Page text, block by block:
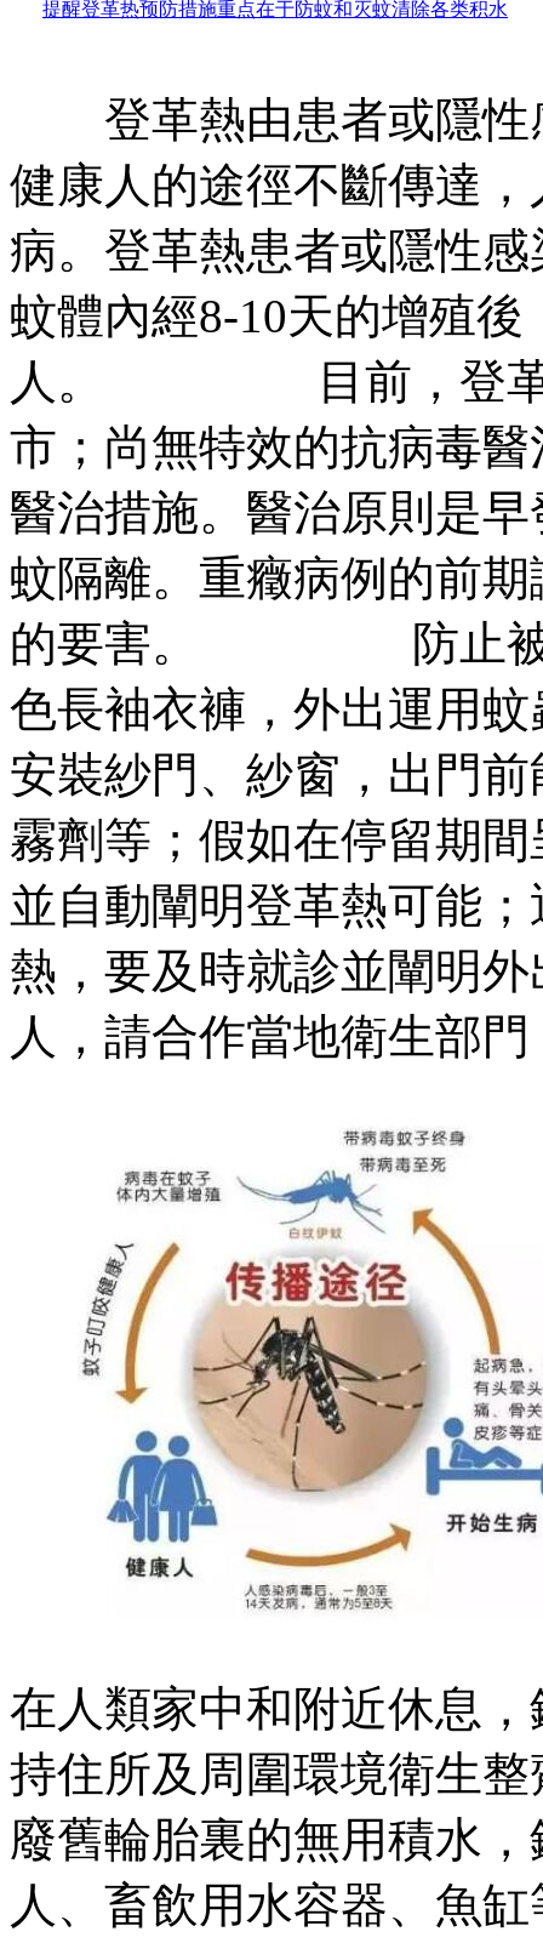
提醒登革热预防措施重点在于防蚊和灭蚊清除各类积水
登革熱由患者或隱性
健康人的途徑不斷傳達
病。登革熱患者或隱性
蚊體內經8-10天的增殖
人。 目前，登革熱
市；尚無特效的抗病毒
醫治措施。醫治原則是
蚊隔離。重癥病例的前
的要害。 防止被蚊
色長袖衣褲，外出運用
安裝紗門、紗窗，出門
霧劑等；假如在停留期
並自動闡明登革熱可能
熱，要及時就診並闡明
人，請合作當地衛生
在人類家中和附近休息
持住所及周圍環境衛生
廢舊輪胎裏的無用積水
人、畜飲用水容器、魚